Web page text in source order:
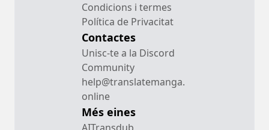
Condicions i termes
Política de Privacitat
Contactes
Unisc-te a la Discord
Community
help@translatemanga.
online
Més eines